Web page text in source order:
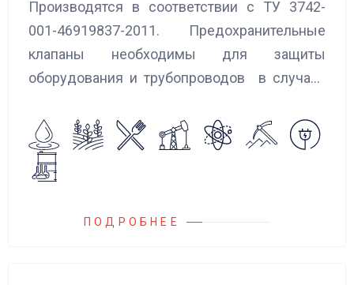
Производятся в соответствии с ТУ 3742-
001-46919837-2011. Предохранительные
клапаны необходимы для защиты
оборудования и трубопроводов в случаях
сброса среды в систему низкого давления.
ПОДРОБНЕЕ